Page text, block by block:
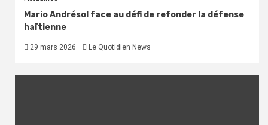
Mario Andrésol face au défi de refonder la défense
haïtienne
29 mars 2026 Le Quotidien News